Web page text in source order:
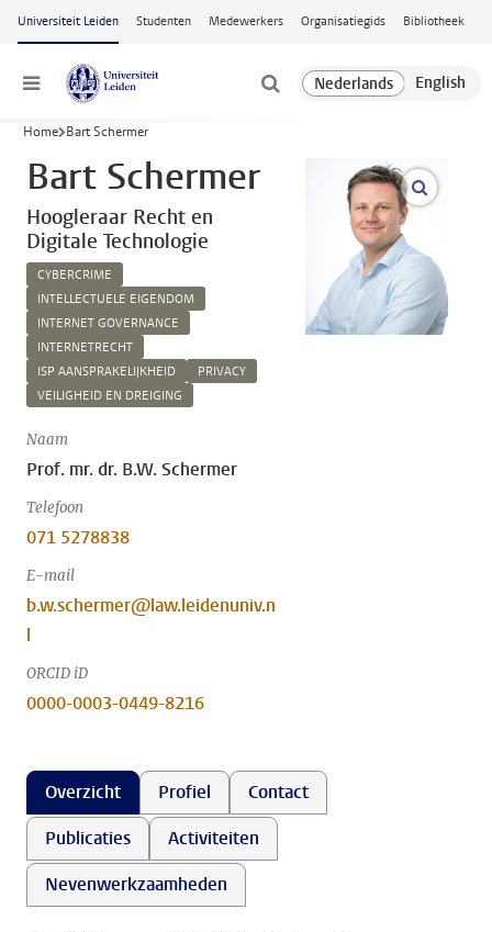
Ga naar hoofdinhoud
Universiteit Leiden Studenten Medewerkers Organisatiegids Bibliotheek
Menu
Home Bart Schermer
Bart Schermer
Hoogleraar Recht en
Digitale Technologie
CYBERCRIME
INTELLECTUELE EIGENDOM
INTERNET GOVERNANCE
INTERNETRECHT
ISP AANSPRAKELIJKHEID
PRIVACY
VEILIGHEID EN DREIGING
Naam
Prof. mr. dr. B.W. Schermer
Telefoon
071 5278838
E-mail
b.w.schermer@law.leidenuniv.n
l
ORCID iD
0000-0003-0449-8216
open
Overzicht Profiel
Contact
Publicaties
Activiteiten
Nevenwerkzaamheden